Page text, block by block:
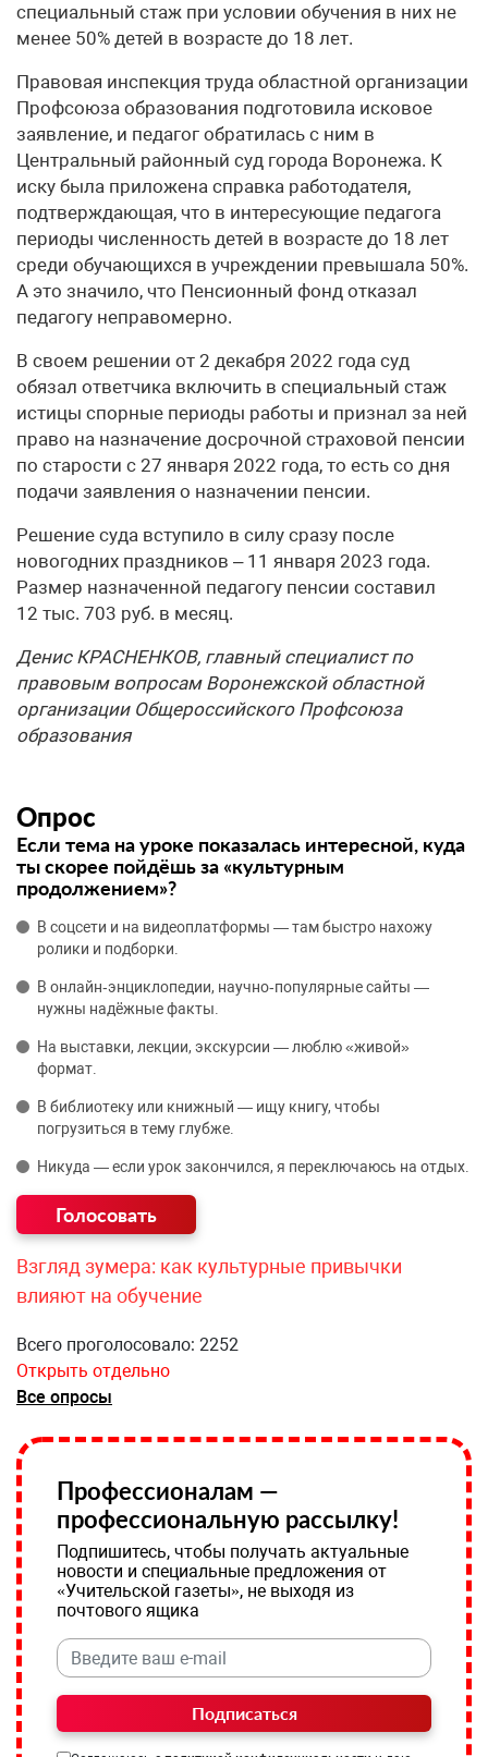
специальный стаж при условии обучения в них не
менее 50% детей в возрасте до 18 лет.
Правовая инспекция труда областной организации
Профсоюза образования подготовила исковое
заявление, и педагог обратилась с ним в
Центральный районный суд города Воронежа. К
иску была приложена справка работодателя,
подтверждающая, что в интересующие педагога
периоды численность детей в возрасте до 18 лет
среди обучающихся в учреждении превышала 50%.
А это значило, что Пенсионный фонд отказал
педагогу неправомерно.
В своем решении от 2 декабря 2022 года суд
обязал ответчика включить в специальный стаж
истицы спорные периоды работы и признал за ней
право на назначение досрочной страховой пенсии
по старости с 27 января 2022 года, то есть со дня
подачи заявления о назначении пенсии.
Решение суда вступило в силу сразу после
новогодних праздников – 11 января 2023 года.
Размер назначенной педагогу пенсии составил
12 тыс. 703 руб. в месяц.
Денис КРАСНЕНКОВ, главный специалист по
правовым вопросам Воронежской областной
организации Общероссийского Профсоюза
образования
Опрос
Если тема на уроке показалась интересной, куда
ты скорее пойдёшь за «культурным
продолжением»?
В соцсети и на видеоплатформы — там быстро нахожу
ролики и подборки.
В онлайн‑энциклопедии, научно‑популярные сайты —
нужны надёжные факты.
На выставки, лекции, экскурсии — люблю «живой»
формат.
В библиотеку или книжный — ищу книгу, чтобы
погрузиться в тему глубже.
Никуда — если урок закончился, я переключаюсь на отдых.
Взгляд зумера: как культурные привычки
влияют на обучение
Всего проголосовало: 2252
Открыть отдельно
Все опросы
Профессионалам —
профессиональную рассылку!
Подпишитесь, чтобы получать актуальные
новости и специальные предложения от
«Учительской газеты», не выходя из
почтового ящика
Подписаться